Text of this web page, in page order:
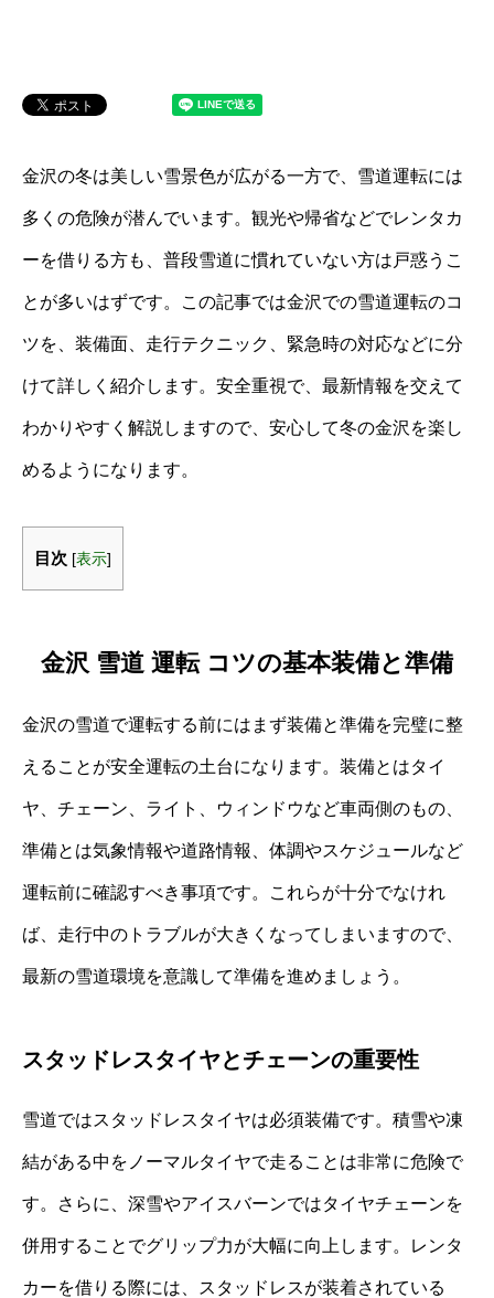
金沢の冬は美しい雪景色が広がる一方で、雪道運転には
多くの危険が潜んでいます。観光や帰省などでレンタカ
ーを借りる方も、普段雪道に慣れていない方は戸惑うこ
とが多いはずです。この記事では金沢での雪道運転のコ
ツを、装備面、走行テクニック、緊急時の対応などに分
けて詳しく紹介します。安全重視で、最新情報を交えて
わかりやすく解説しますので、安心して冬の金沢を楽し
めるようになります。
目次 [表示]
金沢 雪道 運転 コツの基本装備と準備
金沢の雪道で運転する前にはまず装備と準備を完璧に整
えることが安全運転の土台になります。装備とはタイ
ヤ、チェーン、ライト、ウィンドウなど車両側のもの、
準備とは気象情報や道路情報、体調やスケジュールなど
運転前に確認すべき事項です。これらが十分でなけれ
ば、走行中のトラブルが大きくなってしまいますので、
最新の雪道環境を意識して準備を進めましょう。
スタッドレスタイヤとチェーンの重要性
雪道ではスタッドレスタイヤは必須装備です。積雪や凍
結がある中をノーマルタイヤで走ることは非常に危険で
す。さらに、深雪やアイスバーンではタイヤチェーンを
併用することでグリップ力が大幅に向上します。レンタ
カーを借りる際には、スタッドレスが装着されている